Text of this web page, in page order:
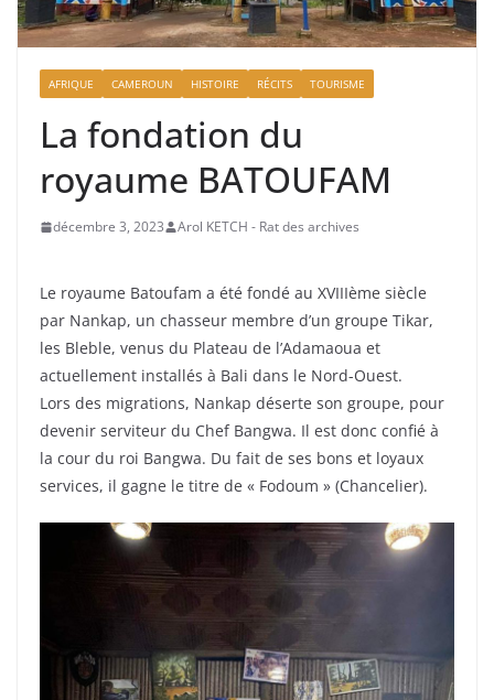
AFRIQUE CAMEROUN HISTOIRE RÉCITS TOURISME
La fondation du
royaume BATOUFAM
décembre 3, 2023 Arol KETCH - Rat des archives
Le royaume Batoufam a été fondé au XVIIIème siècle
par Nankap, un chasseur membre d’un groupe Tikar,
les Bleble, venus du Plateau de l’Adamaoua et
actuellement installés à Bali dans le Nord-Ouest.
Lors des migrations, Nankap déserte son groupe, pour
devenir serviteur du Chef Bangwa. Il est donc confié à
la cour du roi Bangwa. Du fait de ses bons et loyaux
services, il gagne le titre de « Fodoum » (Chancelier).